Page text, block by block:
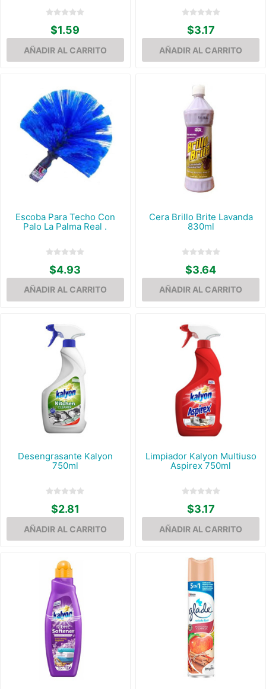
$1.59 $3.17
Escoba Para Techo Con
Palo La Palma Real .
$4.93
Cera Brillo Brite Lavanda
830ml
$3.64
Desengrasante Kalyon
750ml
$2.81
Limpiador Kalyon Multiuso
Aspirex 750ml
$3.17